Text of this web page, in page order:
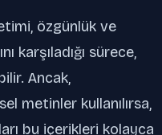
özgünlük ve
karşıladığı sürece,
Ancak,
metinler kullanılırsa,
bu içerikleri kolayca